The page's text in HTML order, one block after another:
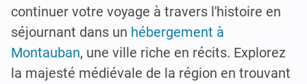
continuer votre voyage à travers l'histoire en
séjournant dans un hébergement à
Montauban, une ville riche en récits. Explorez
la majesté médiévale de la région en trouvant